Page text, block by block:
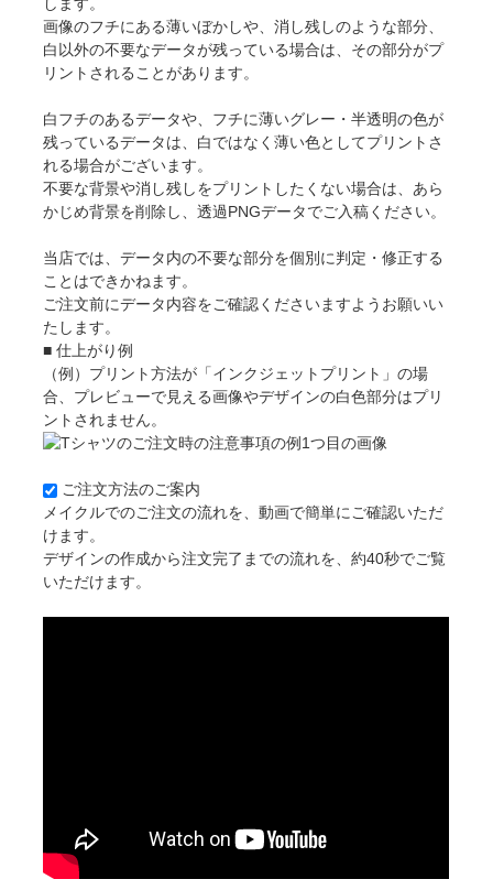
画像のフチにある薄いぼかしや、消し残しのような部分、
白以外の不要なデータが残っている場合は、その部分がプ
リントされることがあります。
白フチのあるデータや、フチに薄いグレー・半透明の色が
残っているデータは、白ではなく薄い色としてプリントさ
れる場合がございます。
不要な背景や消し残しをプリントしたくない場合は、あら
かじめ背景を削除し、透過PNGデータでご入稿ください。
当店では、データ内の不要な部分を個別に判定・修正する
ことはできかねます。
ご注文前にデータ内容をご確認くださいますようお願いい
たします。
■ 仕上がり例
（例）プリント方法が「インクジェットプリント」の場
合、プレビューで見える画像やデザインの白色部分はプリ
ントされません。
ご注文方法のご案内
メイクルでのご注文の流れを、動画で簡単にご確認いただ
けます。
デザインの作成から注文完了までの流れを、約40秒でご覧
いただけます。